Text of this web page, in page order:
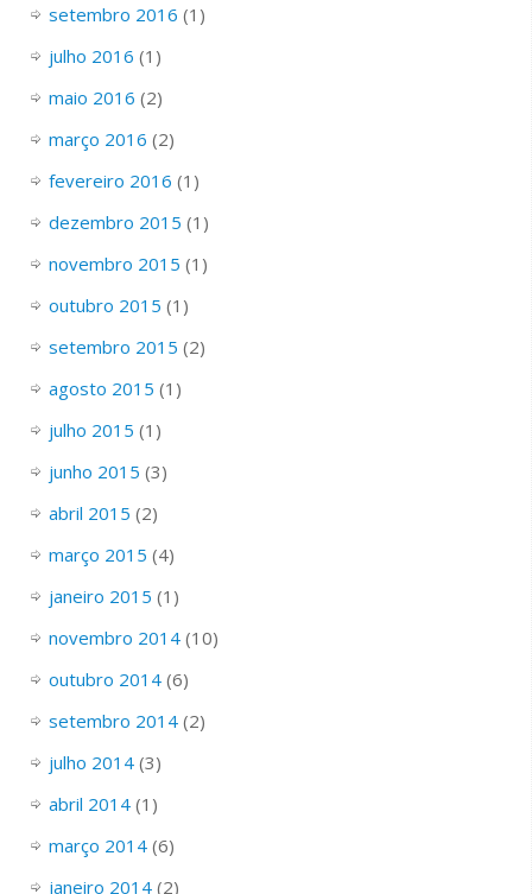
setembro 2016 (1)
julho 2016 (1)
maio 2016 (2)
março 2016 (2)
fevereiro 2016 (1)
dezembro 2015 (1)
novembro 2015 (1)
outubro 2015 (1)
setembro 2015 (2)
agosto 2015 (1)
julho 2015 (1)
junho 2015 (3)
abril 2015 (2)
março 2015 (4)
janeiro 2015 (1)
novembro 2014(10)
outubro 2014(6)
setembro 2014(2)
julho 2014(3)
abril 2014(1)
março 2014(6)
janeiro 2014(2)